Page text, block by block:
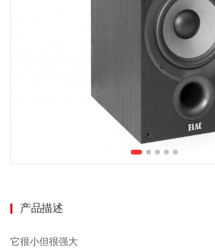
产品描述
它很小但很强大